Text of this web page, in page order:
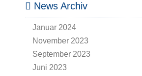
News Archiv
Januar 2024
November 2023
September 2023
Juni 2023